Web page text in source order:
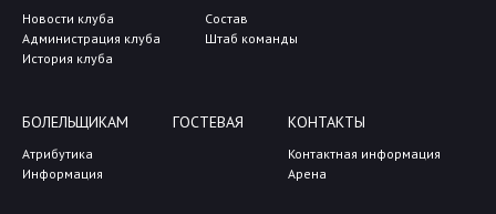
Новости клуба
Администрация клуба
История клуба
Состав
Штаб команды
БОЛЕЛЬЩИКАМ
Атрибутика
Информация
ГОСТЕВАЯ КОНТАКТЫ
Контактная информация
Арена